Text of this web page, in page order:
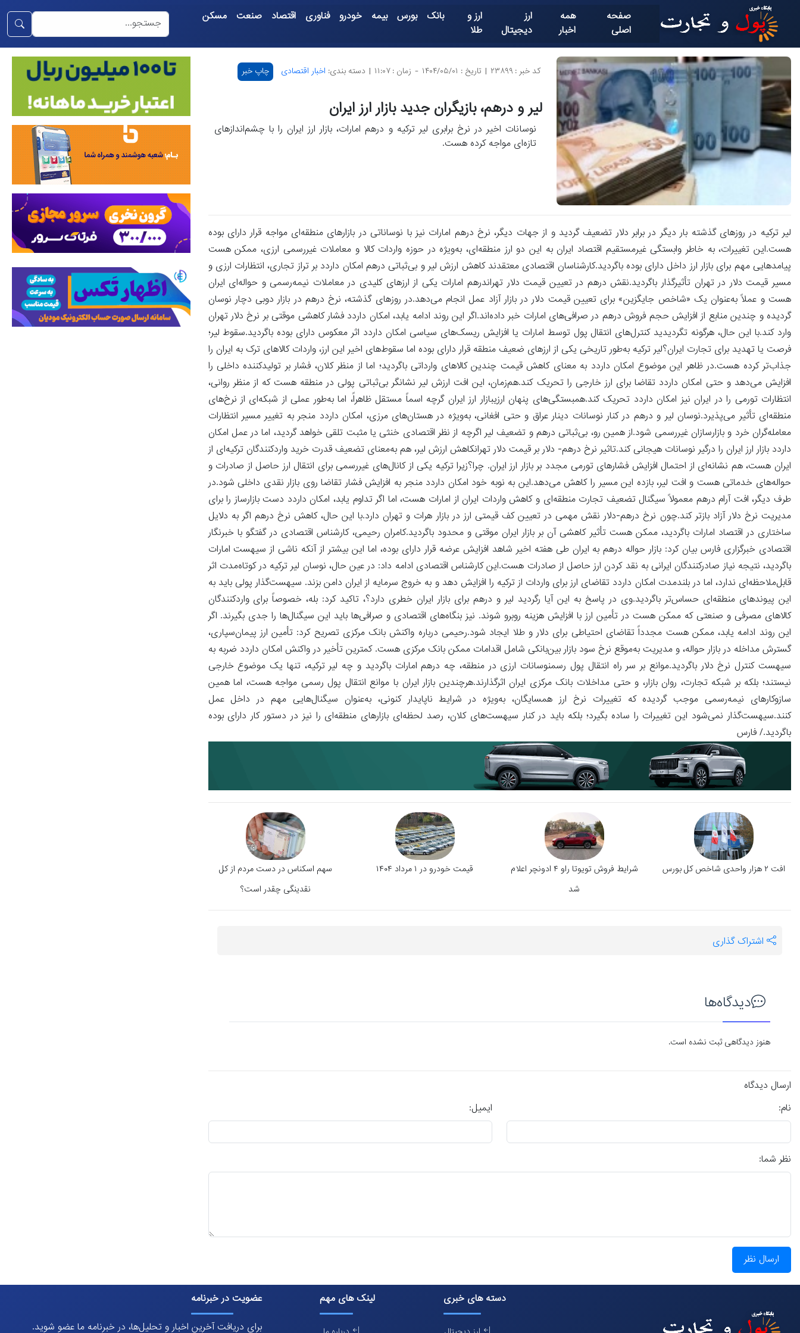
صفحه
اصلی
همه
اخبار
ارز
دیجیتال
ارز و
طلا
بانک بورس بیمه خودرو فناوری اقتصاد صنعت مسکن
کد خبر : ۲۳۸۹۹ | تاریخ : ۱۴۰۴/۰۵/۰۱ - زمان : ۱۱:۰۷ | دسته بندی: اخبار اقتصادی چاپ خبر
لیر و درهم، بازیگران جدید بازار ارز ایران
نوسانات اخیر در نرخ برابری لیر ترکیه و درهم امارات، بازار ارز ایران را با چشم‌اندازهای
تازه‌ای مواجه کرده هست.
لیر ترکیه در روزهای گذشته بار دیگر در برابر دلار تضعیف گردید و از جهات دیگر، نرخ درهم امارات نیز با نوساناتی در بازارهای منطقه‌ای مواجه قرار دارای بوده
هست.این تغییرات، به خاطر وابستگی غیرمستقیم اقتصاد ایران به این دو ارز منطقه‌ای، به‌ویژه در حوزه واردات کالا و معاملات غیررسمی ارزی، ممکن هست
پیامدهایی مهم برای بازار ارز داخل دارای بوده باگردید.کارشناسان اقتصادی معتقدند کاهش ارزش لیر و بی‌ثباتی درهم امکان داردد بر تراز تجاری، انتظارات ارزی و
مسیر قیمت دلار در تهران تأثیرگذار باگردید.نقش درهم در تعیین قیمت دلار تهراندرهم امارات یکی از ارزهای کلیدی در معاملات نیمه‌رسمی و حواله‌ای ایران
هست و عملاً به‌عنوان یک «شاخص جایگزین» برای تعیین قیمت دلار در بازار آزاد عمل انجام می‌دهد.در روزهای گذشته، نرخ درهم در بازار دوبی دچار نوسان
گردیده و چندین منابع از افزایش حجم فروش درهم در صرافی‌های امارات خبر داده‌اند.اگر این روند ادامه یابد، امکان داردد فشار کاهشی موقتی بر نرخ دلار تهران
وارد کند.با این حال، هرگونه تگردیدید کنترل‌های انتقال پول توسط امارات یا افزایش ریسک‌های سیاسی امکان داردد اثر معکوس دارای بوده باگردید.سقوط لیر؛
فرصت یا تهدید برای تجارت ایران؟لیر ترکیه به‌طور تاریخی یکی از ارزهای ضعیف منطقه قرار دارای بوده اما سقوط‌های اخیر این ارز، واردات کالاهای ترک به ایران را
جذاب‌تر کرده هست.در ظاهر این موضوع امکان داردد به معنای کاهش قیمت چندین کالاهای وارداتی باگردید؛ اما از منظر کلان، فشار بر تولیدکننده داخلی را
افزایش می‌دهد و حتی امکان داردد تقاضا برای ارز خارجی را تحریک کند.هم‌زمان، این افت ارزش لیر نشانگر بی‌ثباتی پولی در منطقه هست که از منظر روانی،
انتظارات تورمی را در ایران نیز امکان داردد تحریک کند.همبستگی‌های پنهان ارزیبازار ارز ایران گرچه اسماً مستقل ظاهراً، اما به‌طور عملی از شبکه‌ای از نرخ‌های
منطقه‌ای تأثیر می‌پذیرد.نوسان لیر و درهم در کنار نوسانات دینار عراق و حتی افغانی، به‌ویژه در هستان‌های مرزی، امکان داردد منجر به تغییر مسیر انتظارات
معامله‌گران خرد و بازارسازان غیررسمی شود.از همین رو، بی‌ثباتی درهم و تضعیف لیر اگرچه از نظر اقتصادی خنثی یا مثبت تلقی خواهد گردید، اما در عمل امکان
داردد بازار ارز ایران را درگیر نوسانات هیجانی کند.تاثیر نرخ درهم- دلار بر قیمت دلار تهرانکاهش ارزش لیر، هم به‌معنای تضعیف قدرت خرید واردکنندگان ترکیه‌ای از
ایران هست، هم نشانه‌ای از احتمال افزایش فشارهای تورمی مجدد بر بازار ارز ایران. چرا؟زیرا ترکیه یکی از کانال‌های غیررسمی برای انتقال ارز حاصل از صادرات و
حواله‌های خدماتی هست و افت لیر، بازده این مسیر را کاهش می‌دهد.این به نوبه خود امکان داردد منجر به افزایش فشار تقاضا روی بازار نقدی داخلی شود.در
طرف دیگر، افت آرام درهم معمولاً سیگنال تضعیف تجارت منطقه‌ای و کاهش واردات ایران از امارات هست، اما اگر تداوم یابد، امکان داردد دست بازارساز را برای
مدیریت نرخ دلار آزاد بازتر کند.چون نرخ درهم-دلار نقش مهمی در تعیین کف قیمتی ارز در بازار هرات و تهران دارد.با این حال، کاهش نرخ درهم اگر به دلایل
ساختاری در اقتصاد امارات باگردید، ممکن هست تأثیر کاهشی آن بر بازار ایران موقتی و محدود باگردید.کامران رحیمی، کارشناس اقتصادی در گفتگو با خبرنگار
اقتصادی خبرگزاری فارس بیان کرد: بازار حواله درهم به ایران طی هفته اخیر شاهد افزایش عرضه قرار دارای بوده، اما این بیشتر از آنکه ناشی از سیهست امارات
باگردید، نتیجه نیاز صادرکنندگان ایرانی به نقد کردن ارز حاصل از صادرات هست.این کارشناس اقتصادی ادامه داد: در عین حال، نوسان لیر ترکیه در کوتاه‌مدت اثر
قابل‌ملاحظه‌ای ندارد، اما در بلندمدت امکان داردد تقاضای ارز برای واردات از ترکیه را افزایش دهد و به خروج سرمایه از ایران دامن بزند. سیهست‌گذار پولی باید به
این پیوندهای منطقه‌ای حساس‌تر باگردید.وی در پاسخ به این آیا رگردید لیر و درهم برای بازار ایران خطری دارد؟، تاکید کرد: بله، خصوصاً برای واردکنندگان
کالاهای مصرفی و صنعتی که ممکن هست در تأمین ارز با افزایش هزینه روبرو شوند. نیز بنگاه‌های اقتصادی و صرافی‌ها باید این سیگنال‌ها را جدی بگیرند. اگر
این روند ادامه یابد، ممکن هست مجدداً تقاضای احتیاطی برای دلار و طلا ایجاد شود.رحیمی درباره واکنش بانک مرکزی تصریح کرد: تأمین ارز پیمان‌سپاری،
گسترش مداخله در بازار حواله، و مدیریت به‌موقع نرخ سود بازار بین‌بانکی شامل اقدامات ممکن بانک مرکزی هست. کمترین تأخیر در واکنش امکان داردد ضربه به
سیهست کنترل نرخ دلار باگردید.موانع بر سر راه انتقال پول رسمنوسانات ارزی در منطقه، چه درهم امارات باگردید و چه لیر ترکیه، تنها یک موضوع خارجی
نیستند؛ بلکه بر شبکه تجارت، روان بازار، و حتی مداخلات بانک مرکزی ایران اثرگذارند.هرچندین بازار ایران با موانع انتقال پول رسمی مواجه هست، اما همین
سازوکارهای نیمه‌رسمی موجب گردیده که تغییرات نرخ ارز همسایگان، به‌ویژه در شرایط ناپایدار کنونی، به‌عنوان سیگنال‌هایی مهم در داخل عمل
کنند.سیهست‌گذار نمی‌شود این تغییرات را ساده بگیرد؛ بلکه باید در کنار سیهست‌های کلان، رصد لحظه‌ای بازارهای منطقه‌ای را نیز در دستور کار دارای بوده
باگردید./ فارس
افت ۲ هزار واحدی شاخص کل بورس
شرایط فروش تویوتا راو ۴ ادونچر اعلام
شد
قیمت خودرو در ۱ مرداد ۱۴۰۴
سهم اسکناس در دست مردم از کل
نقدینگی چقدر است؟
اشتراک گذاری
دیدگاه‌ها
هنوز دیدگاهی ثبت نشده است.
ارسال دیدگاه
نام:
ایمیل:
نظر شما:
ارسال نظر
دسته های خبری لینک های مهم عضویت در خبرنامه
برای دریافت آخرین اخبار و تحلیل‌ها، در خبرنامه ما عضو شوید.